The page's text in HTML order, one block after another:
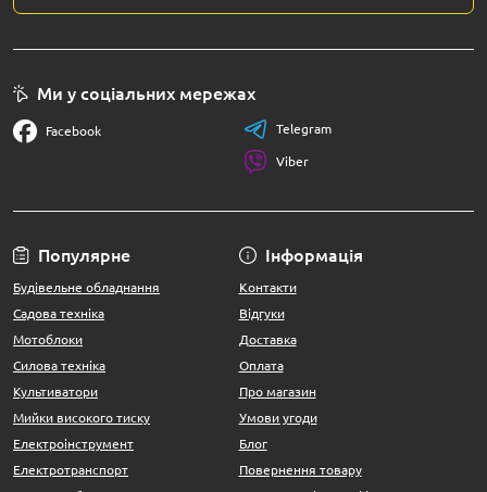
Популярне
Будівельне обладнання
Садова техніка
Мотоблоки
Силова техніка
Культиватори
Мийки високого тиску
Електроінструмент
Електротранспорт
Інформація
Контакти
Відгуки
Доставка
Оплата
Про магазин
Умови угоди
Блог
Повернення товару
Ми у соціальних мережах
Facebook Telegram
Viber